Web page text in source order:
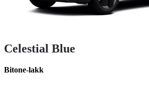
Celestial Blue
Bitone-lakk